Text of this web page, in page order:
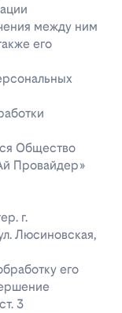
между ним
его
Общество
Провайдер»
г.
Люсиновская,
его
3